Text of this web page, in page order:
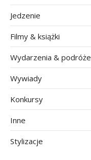
Jedzenie
Filmy & książki
Wydarzenia & podróże
Wywiady
Konkursy
Inne
Stylizacje